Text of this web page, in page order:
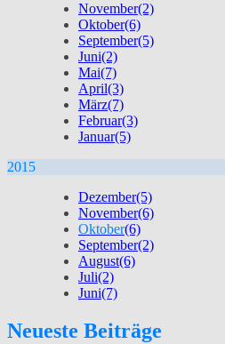
November(2)
Oktober(6)
September(5)
Juni(2)
Mai(7)
April(3)
März(7)
Februar(3)
Januar(5)
2015
Dezember(5)
November(6)
Oktober(6)
September(2)
August(6)
Juli(2)
Juni(7)
Neueste Beiträge